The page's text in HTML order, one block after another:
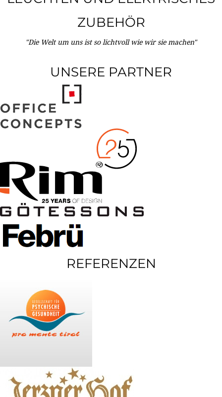
ZUBEHÖR
"Die Welt um uns ist so lichtvoll wie wir sie machen"
UNSERE PARTNER
REFERENZEN